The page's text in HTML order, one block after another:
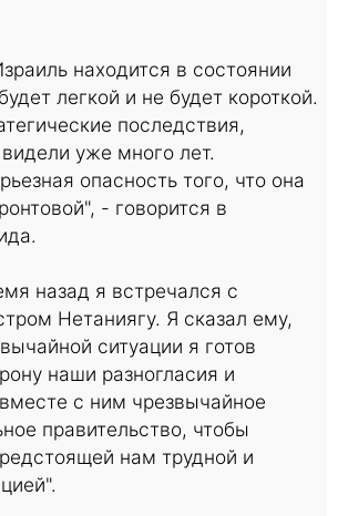
находится в состоянии
легкой и не будет короткой.
последствия,
уже много лет.
опасность того, что она
- говорится в
назад я встречался с
Нетаниягу. Я сказал ему,
ситуации я готов
наши разногласия и
с ним чрезвычайное
правительство, чтобы
нам трудной и